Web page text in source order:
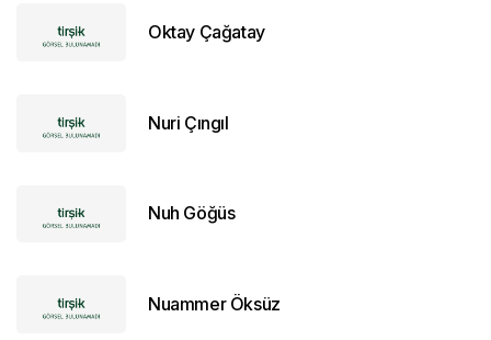
Oktay Çağatay
Nuri Çıngıl
Nuh Göğüs
Nuammer Öksüz